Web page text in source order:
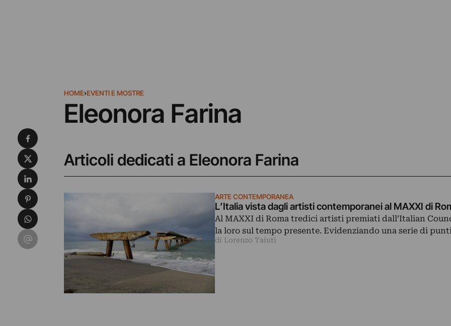
HOME›EVENTI E MOSTRE
Eleonora Farina
Articoli dedicati a Eleonora Farina
ARTE CONTEMPORANEA
L’Italia vista dagli artisti contemporanei al MAXXI di
Al MAXXI di Roma tredici artisti premiati dall’Italian
la loro sul tempo presente. Evidenziando una serie di
di Lorenzo Taiuti
Condividi su Facebook
Condividi su X
Condividi su LinkedIn
Condividi su Pinterest
Condividi su WhatsApp
Condividi su Email